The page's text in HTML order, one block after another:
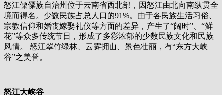
怒江傈僳族自治州位于云南省西北部，因怒江由北向南纵贯全
境而得名。少数民族占总人口的91%。由于各民族生活习俗、
宗教信仰和婚丧嫁娶礼仪等方面的差异，产生了“阔时”、“鲜
花”等众多传统节日，形成了多彩浓郁的少数民族文化和民族
风情。 怒江翠竹绿林、云雾拥山、景色壮丽，有“东方大峡
谷”之美誉。
怒江大峡谷